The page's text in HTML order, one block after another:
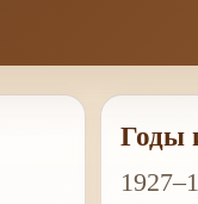
Годы